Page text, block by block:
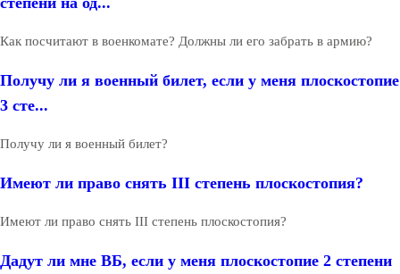
Как посчитают в военкомате? Должны ли его забрать в армию?
Получу ли я военный билет, если у меня плоскостопие
3 сте...
Получу ли я военный билет?
Имеют ли право снять III степень плоскостопия?
Имеют ли право снять III степень плоскостопия?
Дадут ли мне ВБ, если у меня плоскостопие 2 степени